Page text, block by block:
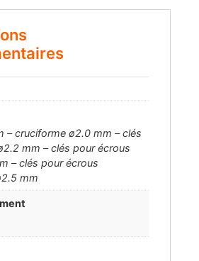
– cruciforme ø2.0 mm – clés
mm – clés pour écrous
– clés pour écrous
mm